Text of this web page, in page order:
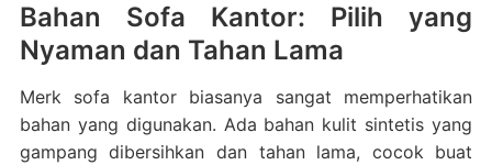
Bahan Sofa Kantor: Pilih yang
Nyaman dan Tahan Lama
Merk sofa kantor biasanya sangat memperhatikan
bahan yang digunakan. Ada bahan kulit sintetis yang
gampang dibersihkan dan tahan lama, cocok buat